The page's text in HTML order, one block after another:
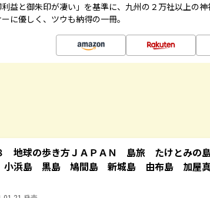
利益と御朱印が凄い」を基準に、九州の２万社以上の
に優しく、ツウも納得の一冊。
地球の歩き方ＪＡＰＡＮ 島旅 たけとみ
浜島 黒島 鳩間島 新城島 由布島 加屋